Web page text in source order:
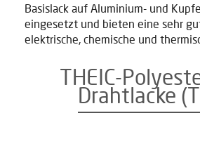
Basislack auf Aluminium- und
eingesetzt und bieten eine sehr
elektrische, chemische und
THEIC-
Drahtlacke